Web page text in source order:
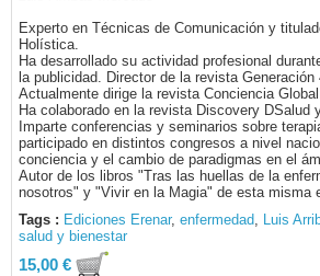
Experto en Técnicas de Comunicación y
Holística.
Ha desarrollado su actividad profesional
la publicidad. Director de la revista
Actualmente dirige la revista Conciencia
Ha colaborado en la revista Discovery DSalud
Imparte conferencias y seminarios sobre
participado en distintos congresos a nivel
conciencia y el cambio de paradigmas en el
Autor de los libros "Tras las huellas de la
nosotros" y "Vivir en la Magia" de esta misma
Tags : Ediciones Erenar, enfermedad, Luis
salud y bienestar
15,00 €